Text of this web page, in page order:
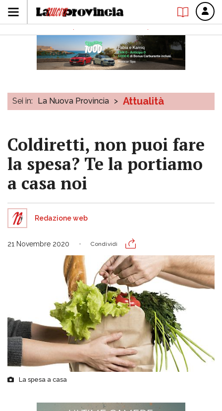
Sei in: La Nuova Provincia > Attualità
Coldiretti, non puoi fare
la spesa? Te la portiamo
a casa noi
Redazione web
21 Novembre 2020 Condividi
La spesa a casa